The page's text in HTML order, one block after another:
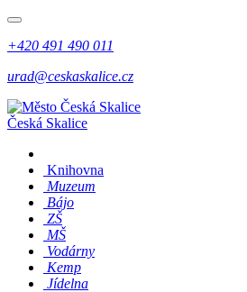
+420 491 490 011
urad@ceskaskalice.cz
Česká Skalice
Knihovna
Muzeum
Bájo
ZŠ
MŠ
Vodárny
Kemp
Jídelna